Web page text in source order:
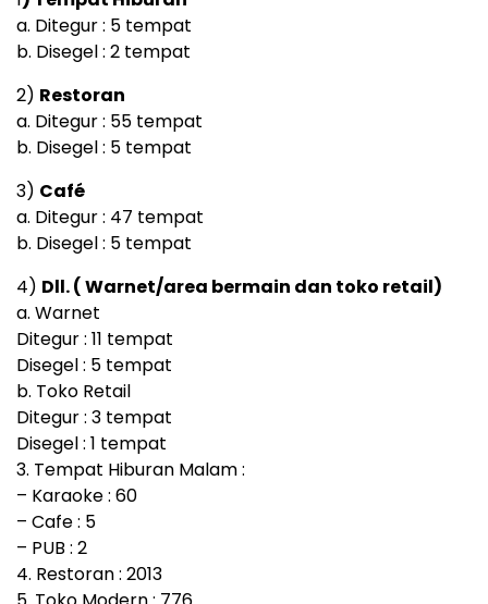
a. Ditegur : 5 tempat
b. Disegel : 2 tempat
2) Restoran
a. Ditegur : 55 tempat
b. Disegel : 5 tempat
3) Café
a. Ditegur : 47 tempat
b. Disegel : 5 tempat
4) Dll. ( Warnet/area bermain dan toko retail)
a. Warnet
Ditegur : 11 tempat
Disegel : 5 tempat
b. Toko Retail
Ditegur : 3 tempat
Disegel : 1 tempat
3. Tempat Hiburan Malam :
– Karaoke : 60
– Cafe : 5
– PUB : 2
4. Restoran : 2013